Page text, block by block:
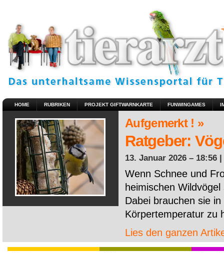
HOME RUBRIKEN PROJEKT GIFTWARNKARTE FUNWINGAMES
Aufgemerkt ! »
Ratgeber:
13. Januar 2026 – 18:56 |
Wenn Schnee und
heimischen
Dabei brauchen sie
Körpertemperatur zu
Lies den ganzen